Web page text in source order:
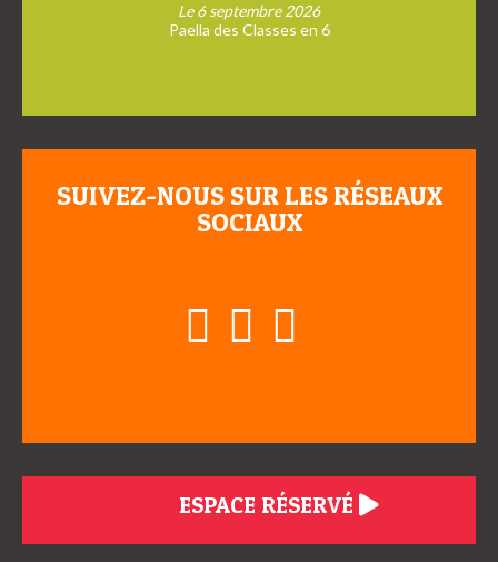
Le 6 septembre 2026
Paella des Classes en 6
SUIVEZ-NOUS SUR LES RÉSEAUX
SOCIAUX
ESPACE RÉSERVÉ